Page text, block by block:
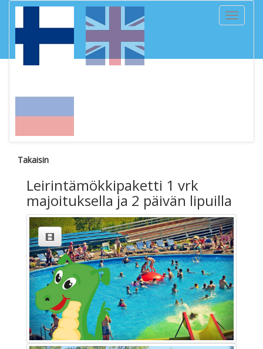
Toggle
Takaisin
Leirintämökkipaketti 1 vrk
majoituksella ja 2 päivän lipuilla